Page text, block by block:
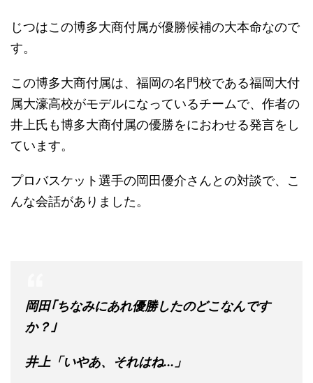
じつはこの博多大商付属が優勝候補の大本命なので
す。
この博多大商付属は、福岡の名門校である福岡大付
属大濠高校がモデルになっているチームで、作者の
井上氏も博多大商付属の優勝をにおわせる発言をし
ています。
プロバスケット選手の岡田優介さんとの対談で、こ
んな会話がありました。
岡田｢ちなみにあれ優勝したのどこなんです
か？｣
井上「いやあ、それはね...」